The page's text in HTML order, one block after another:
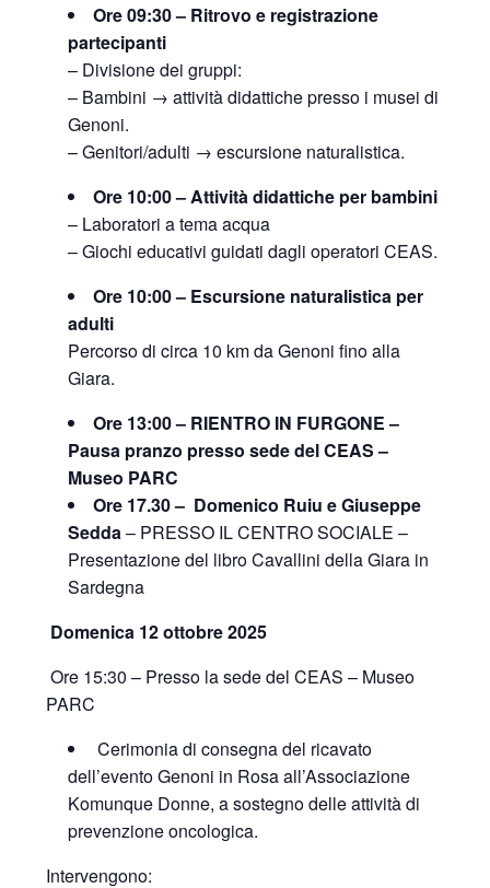
Ore 09:30 – Ritrovo e registrazione
partecipanti
– Divisione dei gruppi:
– Bambini → attività didattiche presso i musei di
Genoni.
– Genitori/adulti → escursione naturalistica.
Ore 10:00 – Attività didattiche per bambini
– Laboratori a tema acqua
– Giochi educativi guidati dagli operatori CEAS.
Ore 10:00 – Escursione naturalistica per
adulti
Percorso di circa 10 km da Genoni fino alla
Giara.
Ore 13:00 – RIENTRO IN FURGONE –
Pausa pranzo presso sede del CEAS –
Museo PARC
Ore 17.30 – Domenico Ruiu e Giuseppe
Sedda – PRESSO IL CENTRO SOCIALE –
Presentazione del libro Cavallini della Giara in
Sardegna
Domenica 12 ottobre 2025
Ore 15:30 – Presso la sede del CEAS – Museo
PARC
Cerimonia di consegna del ricavato
dell’evento Genoni in Rosa all’Associazione
Komunque Donne, a sostegno delle attività di
prevenzione oncologica.
Intervengono: